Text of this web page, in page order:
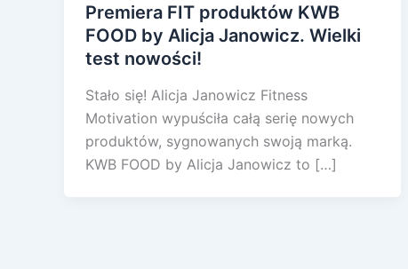
Premiera FIT produktów KWB
FOOD by Alicja Janowicz. Wielki
test nowości!
Stało się! Alicja Janowicz Fitness
Motivation wypuściła całą serię nowych
produktów, sygnowanych swoją marką.
KWB FOOD by Alicja Janowicz to […]